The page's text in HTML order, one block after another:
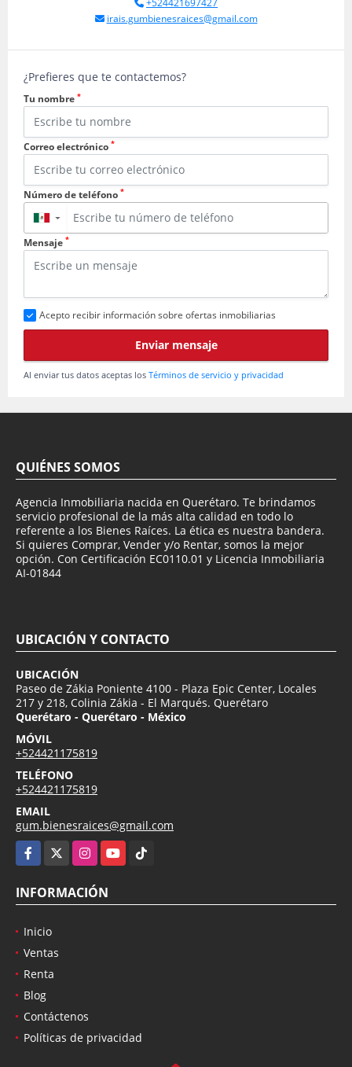
+524421697427
irais.gumbienesraices@gmail.com
¿Prefieres que te contactemos?
Tu nombre *
Correo electrónico *
Número de teléfono *
▼
Mensaje *
Acepto recibir información sobre ofertas inmobiliarias
Enviar mensaje
Al enviar tus datos aceptas los Términos de servicio y privacidad
QUIÉNES SOMOS
Agencia Inmobiliaria nacida en Querétaro. Te brindamos
servicio profesional de la más alta calidad en todo lo
referente a los Bienes Raíces. La ética es nuestra bandera.
Si quieres Comprar, Vender y/o Rentar, somos la mejor
opción. Con Certificación EC0110.01 y Licencia Inmobiliaria
AI-01844
UBICACIÓN Y CONTACTO
UBICACIÓN
Paseo de Zákia Poniente 4100 - Plaza Epic Center, Locales
217 y 218, Colinia Zákia - El Marqués. Querétaro
Querétaro - Querétaro - México
MÓVIL
+524421175819
TELÉFONO
+524421175819
EMAIL
gum.bienesraices@gmail.com
Facebook
InstagramYouTubeTikTok
INFORMACIÓN
Inicio
Ventas
Renta
Blog
Contáctenos
Políticas de privacidad